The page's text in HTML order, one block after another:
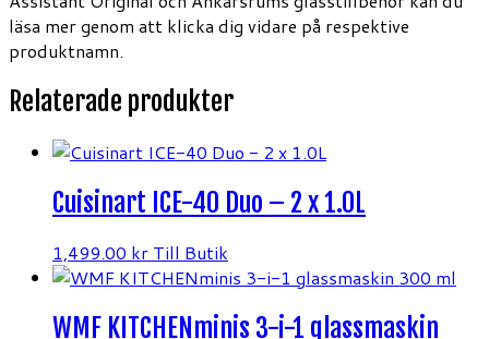
läsa mer genom att klicka dig vidare på respektive
produktnamn.
Relaterade produkter
Cuisinart ICE-40 Duo – 2 x 1.0L
1,499.00 kr Till Butik
WMF KITCHENminis 3-i-1 glassmaskin